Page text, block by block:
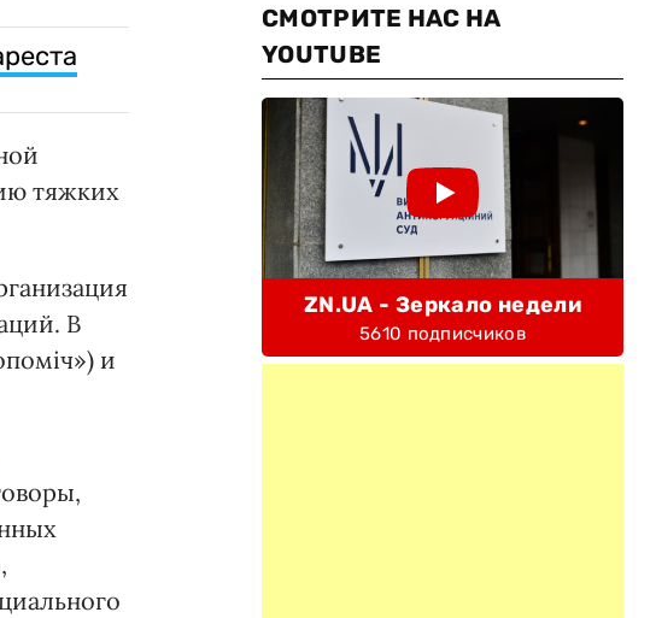
тяжких
В
и
СМОТРИТЕ НАС НА
YOUTUBE
ZN.UA - Зеркало недели
5610 подписчиков